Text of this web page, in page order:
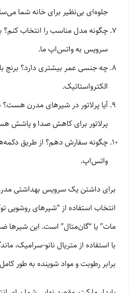
جلوه‌ای بی‌نظیر برای خانه شما
چگونه مدل مناسب را انتخاب
سرویس به واتس‌اپ ما.
چه جنسی عمر بیشتری دارد؟ برنج
الکترواستاتیک.
آیا پرلاتور در شیرهای مدرن هست؟
پرلاتور برای کاهش صدا و پاشش
چگونه سفارش دهم؟ از طریق
واتس‌اپ.
انتخاب استفاده از “شیرهای روشویی
مات” یا “گان‌متال” است. این شیرها
با استفاده از متریال نانو-سرامیک،
برابر رطوبت و مواد شوینده به طور